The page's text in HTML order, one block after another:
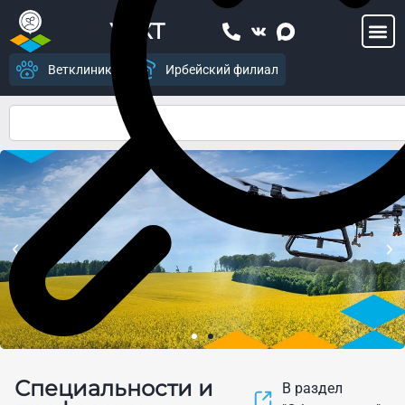
УСХТ
Ветклиника Ирбейский филиал
земледелия и современных
Специальности и
В раздел